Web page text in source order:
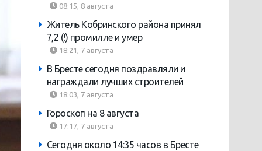
08:15, 8 августа
Житель Кобринского района принял
7,2 (!) промилле и умер
18:21, 7 августа
В Бресте сегодня поздравляли и
награждали лучших строителей
18:03, 7 августа
Гороскоп на 8 августа
17:17, 7 августа
Сегодня около 14:35 часов в Бресте